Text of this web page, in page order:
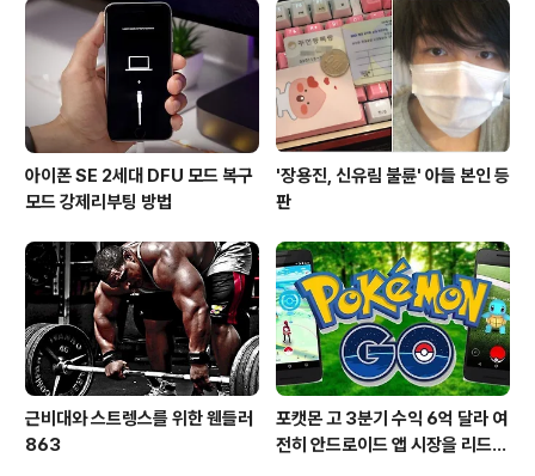
아이폰 SE 2세대 DFU 모드 복구
모드 강제리부팅 방법
'장용진, 신유림 불륜' 아들 본인 등
판
근비대와 스트렝스를 위한 웬들러
863
포캣몬 고 3분기 수익 6억 달라 여
전히 안드로이드 앱 시장을 리드